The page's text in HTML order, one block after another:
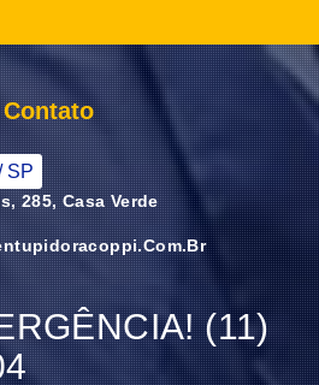
SP
285, Casa Verde
(11)